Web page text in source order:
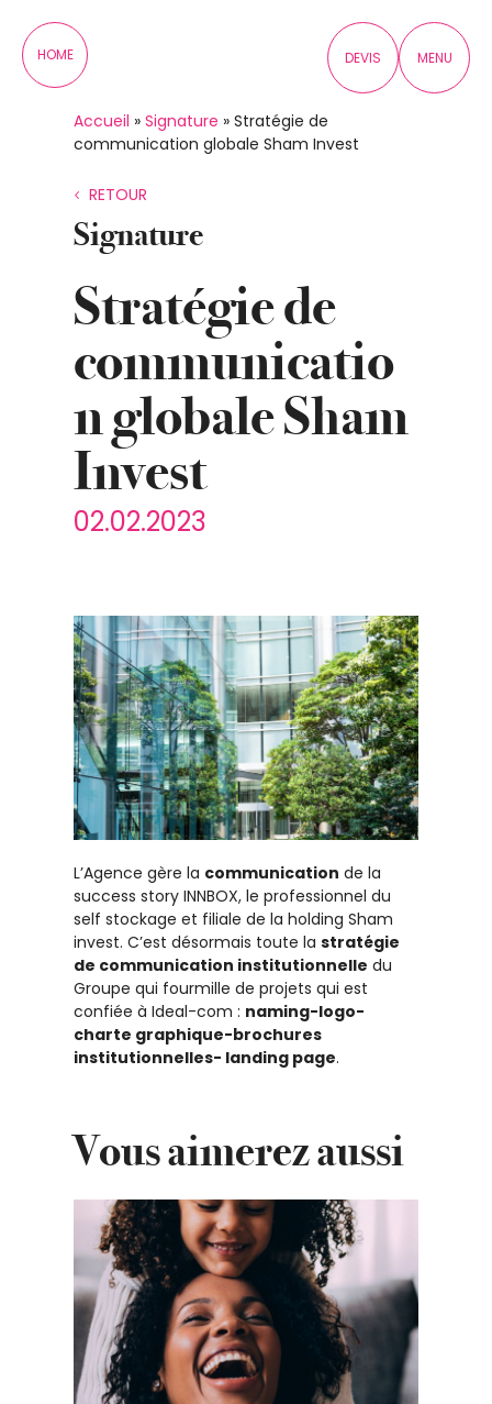
HOME DEVIS MENU
Accueil »Signature »Stratégie de
communication globale Sham Invest
RETOUR
Signature
Stratégie de
communicatio
n globale Sham
Invest
02.02.2023
L’Agence gère la communication de la
success story INNBOX, le professionnel du
self stockage et filiale de la holding Sham
invest. C’est désormais toute lastratégie
de communication institutionnelle du
Groupe qui fourmille de projets qui est
confiée à Ideal-com : naming-logo-
charte graphique-brochures
institutionnelles- landing page.
Vous aimerez aussi